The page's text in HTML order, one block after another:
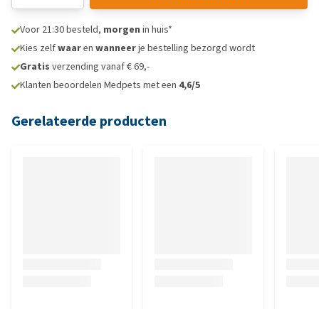
Voor 21:30 besteld, morgen in huis*
Kies zelfwaaren wanneerje bestelling bezorgd wordt
Gratis verzending vanaf € 69,-
Klanten beoordelen Medpets met een 4,6/5
Gerelateerde producten